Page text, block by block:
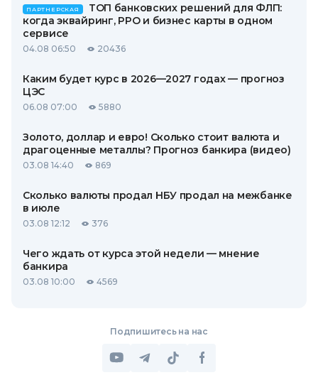
ПАРТНЕРСКАЯ
ТОП банковских решений для ФЛП:
когда эквайринг, РРО и бизнес карты в одном
сервисе
04.08 06:50 20436
Каким будет курс в 2026—2027 годах — прогноз
ЦЭС
06.08 07:00 5880
Золото, доллар и евро! Сколько стоит валюта и
драгоценные металлы? Прогноз банкира (видео)
03.08 14:40 869
Сколько валюты продал НБУ продал на межбанке
в июле
03.08 12:12 376
Чего ждать от курса этой недели — мнение
банкира
03.08 10:00 4569
Подпишитесь на нас